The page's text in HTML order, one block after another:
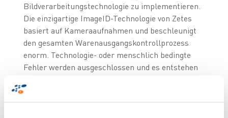
Bildverarbeitungstechnologie zu implementieren.
Die einzigartige ImageID-Technologie von Zetes
basiert auf Kameraaufnahmen und beschleunigt
den gesamten Warenausgangskontrollprozess
enorm. Technologie- oder menschlich bedingte
Fehler werden ausgeschlossen und es entstehen